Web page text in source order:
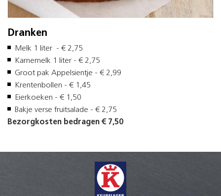
Dranken
Melk 1 liter - € 2,75
Karnemelk 1 liter - € 2,75
Groot pak Appelsientje - € 2,99
Krentenbollen - € 1,45
Eierkoeken - € 1,50
Bakje verse fruitsalade - € 2,75
Bezorgkosten bedragen € 7,50